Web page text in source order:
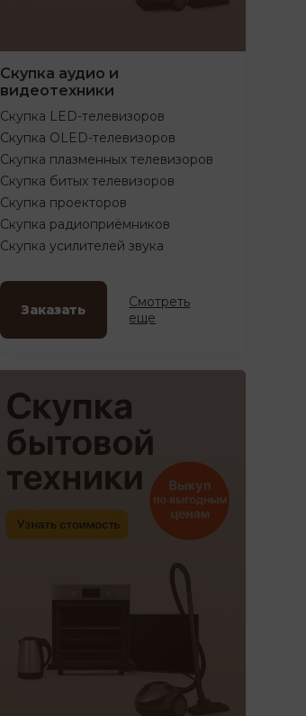
Скупка аудио и
видеотехники
Скупка LED-телевизоров
Скупка OLED-телевизоров
Скупка плазменных телевизоров
Скупка битых телевизоров
Скупка проекторов
Скупка радиоприёмников
Скупка усилителей звука
Заказать
Смотреть
еще